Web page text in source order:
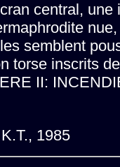
central,
semblent
torse inscrits
II:
1985